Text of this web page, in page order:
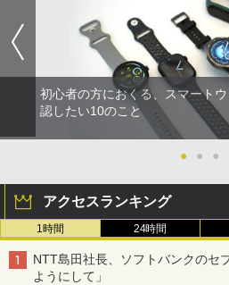
初心者の方におくる、スマート
認したい10のこと
● ● ●
アクセスランキング
1時間 24時間
NTT島田社長、ソフトバンクのセ
ようにして」